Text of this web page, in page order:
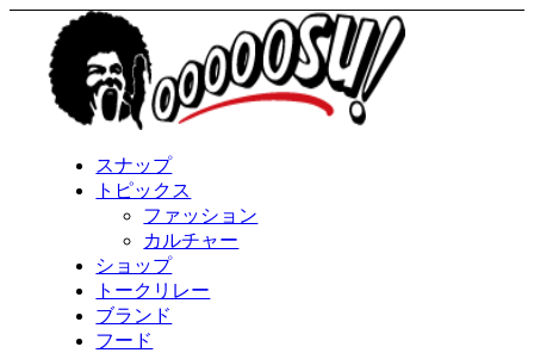
スナップ
トピックス
ファッション
カルチャー
ショップ
トークリレー
ブランド
フード